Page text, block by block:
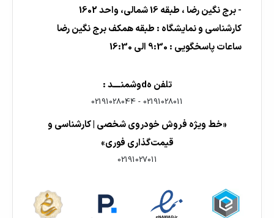
- برج نگین رضا ، طبقه 16 شمالی، واحد 1602
کارشناسی و نمایشگاه : طبقه همکف برج نگین رضا
ساعات پاسخگویی : 9:30 الی 16:30
تلفن هdوشمنــــد :
02191028011
-
02191028044
«خط ویژه فروش خودروی شخصی | کارشناسی و
قیمت‌گذاری فوری»
02191027011